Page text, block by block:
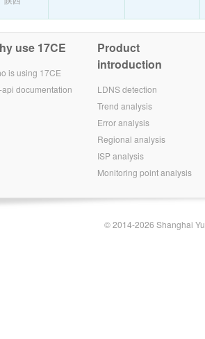
use 17CE
is using 17CE
api documentation
Product
introduction
LDNS detection
Trend analysis
Error analysis
Regional analysis
ISP analysis
Monitoring point analysis
© 2014-2026 Shanghai